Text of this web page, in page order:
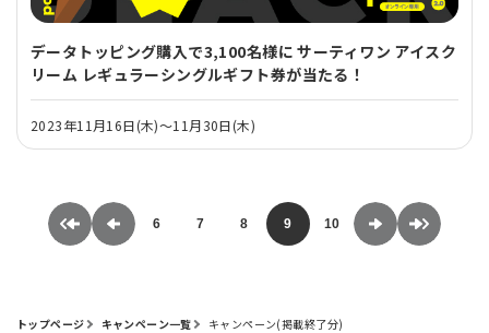
データトッピング購入で3,100名様に サーティワン アイスク
リーム レギュラーシングルギフト券が当たる！
2023年11月16日(木)～11月30日(木)
6 7 8 9 10
トップページ キャンペーン一覧 キャンペーン(掲載終了分)